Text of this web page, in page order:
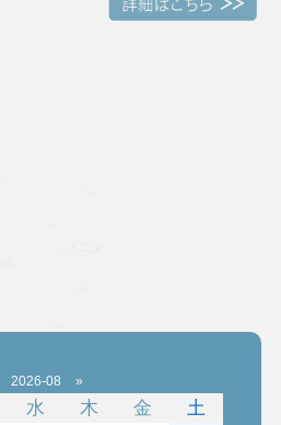
2026-08 »
水 木 金
土